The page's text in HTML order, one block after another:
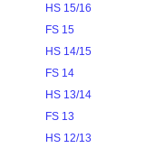
HS 15/16
FS 15
HS 14/15
FS 14
HS 13/14
FS 13
HS 12/13